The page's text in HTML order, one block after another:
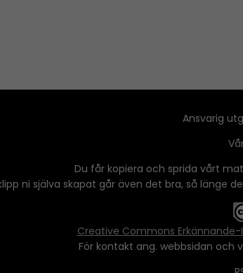
Ansvarig
Du får kopiera och sprida vårt
ni själva skapat går även det bra, så
Creative Commons
För kontakt ang. webbsidan och